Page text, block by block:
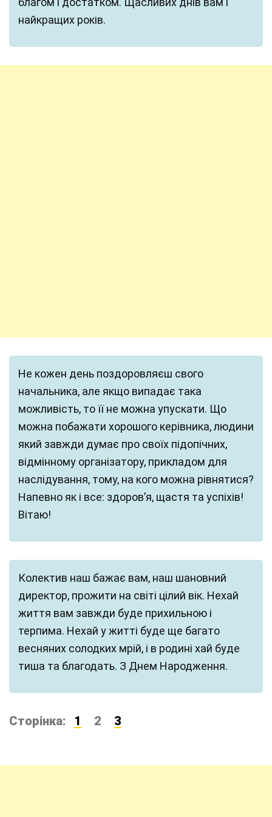
найкращих років.
Не кожен день поздоровляєш свого
начальника, але якщо випадає така
можливість, то її не можна упускати. Що
можна побажати хорошого керівника, людини
який завжди думає про своїх підопічних,
відмінному організатору, прикладом для
наслідування, тому, на кого можна рівнятися?
Напевно як і все: здоров’я, щастя та успіхів!
Вітаю!
Колектив наш бажає вам, наш шановний
директор, прожити на світі цілий вік. Нехай
життя вам завжди буде прихильною і
терпима. Нехай у житті буде ще багато
весняних солодких мрій, і в родині хай буде
тиша та благодать. З Днем Народження.
Сторінка: 1 2 3